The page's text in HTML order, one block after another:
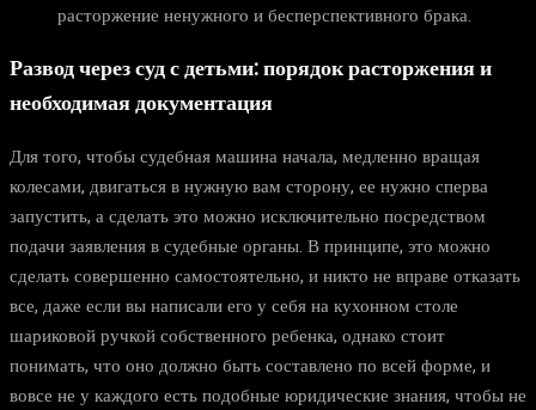
расторжение ненужного и бесперспективного брака.
Развод через суд с детьми: порядок расторженияи
необходимая документация
Для того, чтобы судебная машина начала, медленно вращая
колесами, двигаться в нужную вам сторону, ее нужно сперва
запустить, а сделать это можно исключительно посредством
подачи заявления в судебные органы. В принципе, это можно
сделать совершенно самостоятельно, и никто не вправе отказать
все, даже если вы написали его у себя на кухонном столе
шариковой ручкой собственного ребенка, однако стоит
понимать, что оно должно быть составлено по всей форме, и
вовсе не у каждого есть подобные юридические знания, чтобы не